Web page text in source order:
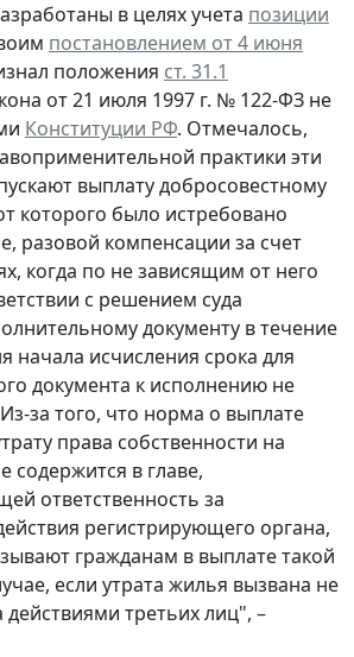
в целях учета позиции
постановлением от 4 июня
положения ст. 31.1
от 21 июля 1997 г. № 122-ФЗ не
Конституции РФ. Отмечалось,
практики эти
выплату добросовестному
которого было истребовано
разовой компенсации за счет
когда по не зависящим от него
с решением суда
документу в течение
начала исчисления срока для
документа к исполнению не
за того, что норма о выплате
права собственности на
в главе,
ответственность за
регистрирующего органа,
гражданам в выплате такой
если утрата жилья вызвана не
действиями третьих лиц", –